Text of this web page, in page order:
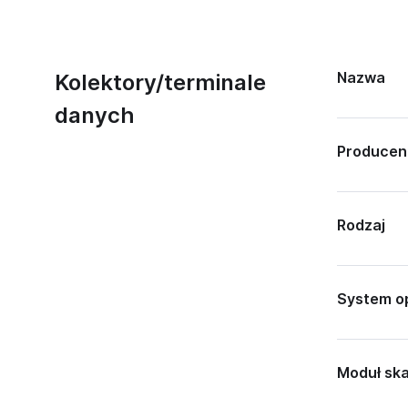
Kolektory/terminale
danych
Nazwa
Rodzaj
System
Moduł